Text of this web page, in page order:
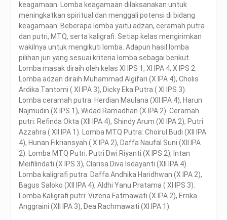
keagamaan. Lomba keagamaan dilaksanakan untuk
meningkatkan spiritual dan menggali potensi di bidang
keagamaan. Beberapa lomba yaitu adzan, ceramah putra
dan putri, MTQ, serta kaligrafi. Setiap kelas mengirimkan
wakilnya untuk mengikuti lomba. Adapun hasil lomba
pilihan juri yang sesuai kriteria lomba sebagai berikut.
Lomba masak diraih oleh kelas XI IPS 1, XI IPA 4, X IPS 2.
Lomba adzan diraih Muhammad Algifari (X IPA 4), Cholis
Ardika Tantomi ( XI IPA 3), Dicky Eka Putra ( XI IPS 3).
Lomba ceramah putra: Herdian Maulana (XII IPA 4), Harun
Najmudin (X IPS 1), Widad Ramadhan (X IPA 2). Ceramah
putri: Refinda Okta (XII IPA 4), Shindy Arum (XI IPA 2), Putri
Azzahra ( XII IPA 1). Lomba MTQ Putra: Choirul Budi (XII IPA
4), Hunan Fikriansyah ( X IPA 2), Daffa Naufal Suni (XII IPA
2). Lomba MTQ Putri: Putri Dwi Riyanti (X IPS 2), Intan
Meifilindati (X IPS 3), Clarisa Diva Isdayanti (XII IPA 4).
Lomba kaligrafi putra: Daffa Andhika Haridhwan (X IPA 2),
Bagus Saloko (XII IPA 4), Aldhi Yanu Pratama ( XI IPS 3).
Lomba Kaligrafi putri: Vizena Fatmawati (X IPA 2), Errika
Anggraini (XII IPA 3), Dea Rachmawati (XI IPA 1).